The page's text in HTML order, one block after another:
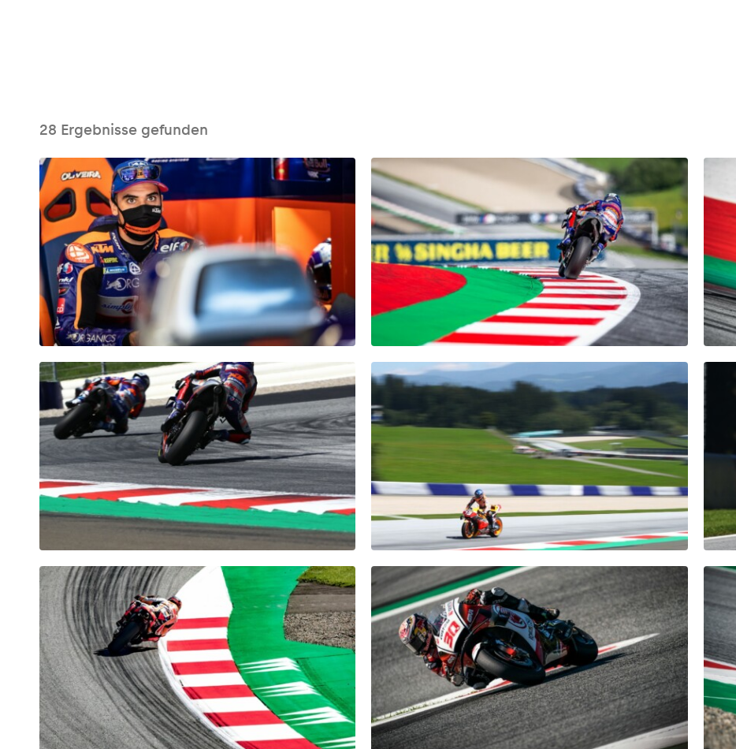
Erlebnisse
Alle anzeigen
Seiten
Alle anzeigen
Fahrzeug
Alle anzeigen
28 Ergebnisse gefunden